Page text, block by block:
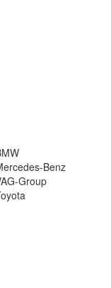
Benz
Group